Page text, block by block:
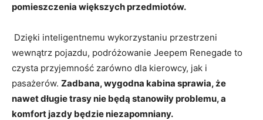
pomieszczenia większych przedmiotów.
⁤ Dzięki ‍inteligentnemu wykorzystaniu przestrzeni
wewnątrz pojazdu, podróżowanie Jeepem Renegade to
⁤czysta przyjemność zarówno dla kierowcy, ‌jak i
pasażerów. Zadbana, wygodna kabina sprawia, że
nawet długie trasy nie będą stanowiły problemu, a
komfort jazdy będzie niezapomniany.